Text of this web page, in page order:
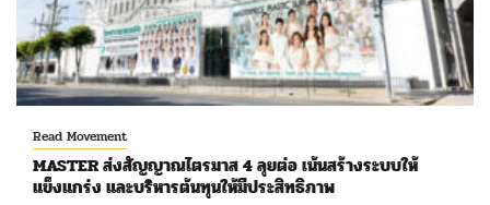
Read Movement
MASTER ส่งสัญญาณไตรมาส 4 ลุยต่อ เน้นสร้างระบบให้
แข็งแกร่ง และบริหารต้นทุนให้มีประสิทธิภาพ